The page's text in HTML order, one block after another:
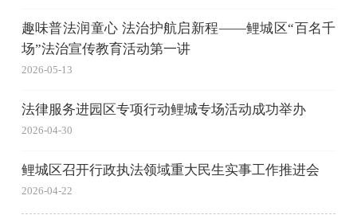
趣味普法润童心 法治护航启新程——鲤城区“百名千
场”法治宣传教育活动第一讲
2026-05-13
法律服务进园区专项行动鲤城专场活动成功举办
2026-04-30
鲤城区召开行政执法领域重大民生实事工作推进会
2026-04-22